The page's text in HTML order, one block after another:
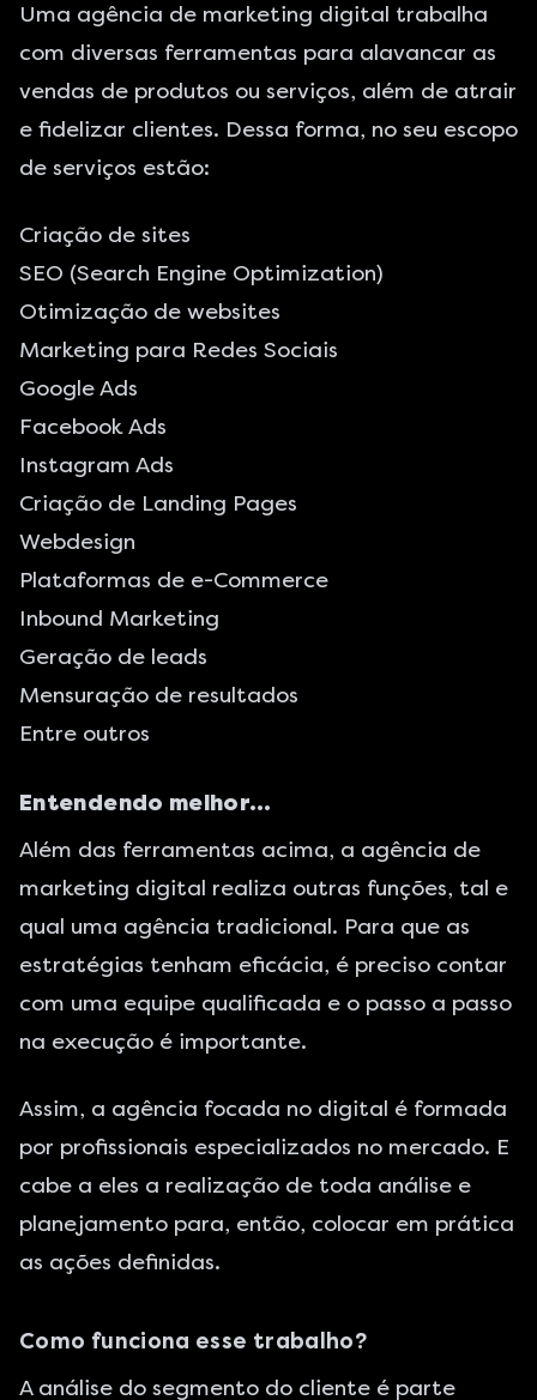
Uma agência de marketing digital trabalha
com diversas ferramentas para alavancar as
vendas de produtos ou serviços, além de atrair
e fidelizar clientes. Dessa forma, no seu escopo
de serviços estão:
Criação de sites
SEO (Search Engine Optimization)
Otimização de websites
Marketing para Redes Sociais
Google Ads
Facebook Ads
Instagram Ads
Criação de Landing Pages
Webdesign
Plataformas de e-Commerce
Inbound Marketing
Geração de leads
Mensuração de resultados
Entre outros
Entendendo melhor…
Além das ferramentas acima, a agência de
marketing digital realiza outras funções, tal e
qual uma agência tradicional. Para que as
estratégias tenham eficácia, é preciso contar
com uma equipe qualificada e o passo a passo
na execução é importante.
Assim, a agência focada no digital é formada
por profissionais especializados no mercado. E
cabe a eles a realização de toda análise e
planejamento para, então, colocar em prática
as ações definidas.
Como funciona esse trabalho?
A análise do segmento do cliente é parte